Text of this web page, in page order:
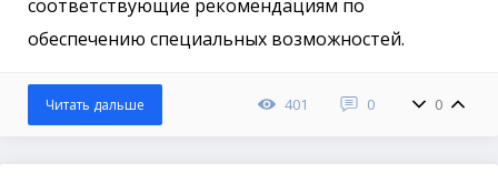
соответствующие рекомендациям по
обеспечению специальных возможностей.
401 0 0
Читать дальше